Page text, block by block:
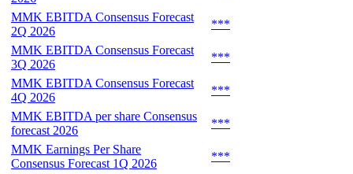
MMK EBITDA Consensus Forecast
2Q 2026
***
MMK EBITDA Consensus Forecast
3Q 2026
***
MMK EBITDA Consensus Forecast
4Q 2026
***
MMK EBITDA per share Consensus
forecast 2026
***
MMK Earnings Per Share
Consensus Forecast 1Q 2026
***